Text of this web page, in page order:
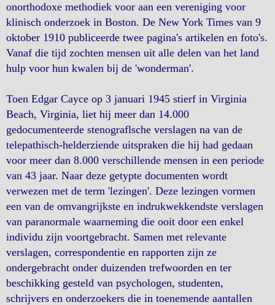
onorthodoxe methodiek voor aan een vereniging voor
klinisch onderzoek in Boston. De New York Times van 9
oktober 1910 publiceerde twee pagina's artikelen en foto's.
Vanaf die tijd zochten mensen uit alle delen van het land
hulp voor hun kwalen bij de 'wonderman'.
Toen Edgar Cayce op 3 januari 1945 stierf in Virginia
Beach, Virginia, liet hij meer dan 14.000
gedocumenteerde stenograflsche verslagen na van de
telepathisch-helderziende uitspraken die hij had gedaan
voor meer dan 8.000 verschillende mensen in een periode
van 43 jaar. Naar deze getypte documenten wordt
verwezen met de term 'lezingen'. Deze lezingen vormen
een van de omvangrijkste en indrukwekkendste verslagen
van paranormale waarneming die ooit door een enkel
individu zijn voortgebracht. Samen met relevante
verslagen, correspondentie en rapporten zijn ze
ondergebracht onder duizenden trefwoorden en ter
beschikking gesteld van psychologen, studenten,
schrijvers en onderzoekers die in toenemende aantallen